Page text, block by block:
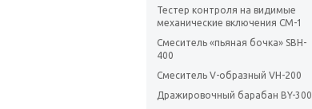
Тестер контроля на видимые
механические включения СМ-1
Смеситель «пьяная бочка» SBH-
400
Смеситель V-образный VH-200
Дражировочный барабан BY-300